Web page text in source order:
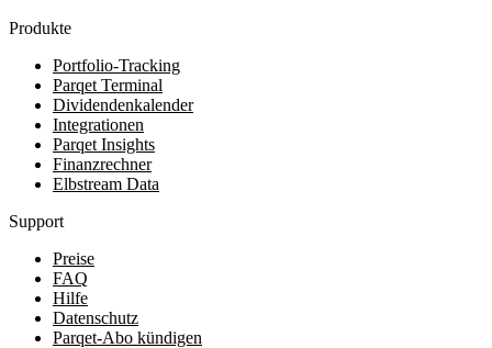
Produkte
Portfolio-Tracking
Parqet Terminal
Dividendenkalender
Integrationen
Parqet Insights
Finanzrechner
Elbstream Data
Support
Preise
FAQ
Hilfe
Datenschutz
Parqet-Abo kündigen